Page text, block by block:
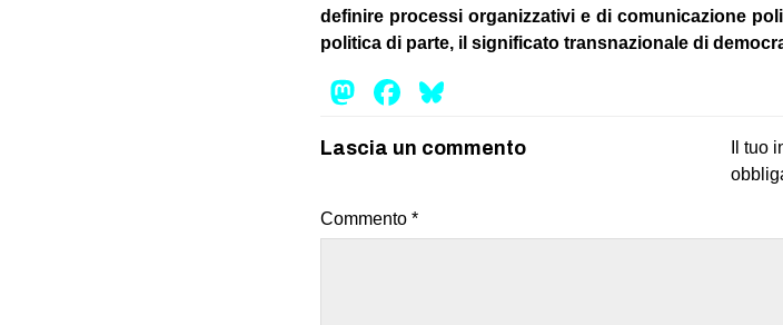
definire processi organizzativi e di comunicazione
politica di parte, il significato transnazionale di
Mastodon
Facebook
Lascia un commento Il tuo
Commento *